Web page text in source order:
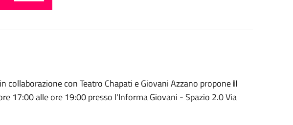
collaborazione con Teatro Chapati e Giovani Azzano proponeil
17:00 alle ore 19:00 presso l'Informa Giovani - Spazio 2.0 Via